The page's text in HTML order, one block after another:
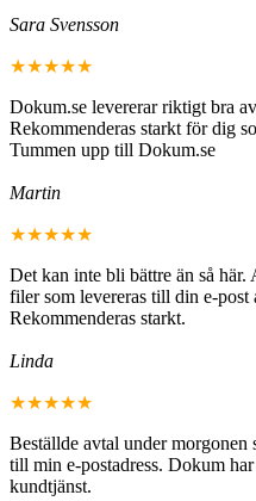
Sara Svensson
★★★★★
Dokum.se levererar riktigt bra
Rekommenderas starkt för dig
Tummen upp till Dokum.se
Martin
★★★★★
Det kan inte bli bättre än så
filer som levereras till din e-post
Rekommenderas starkt.
Linda
★★★★★
Beställde avtal under morgonen
till min e-postadress. Dokum
kundtjänst.